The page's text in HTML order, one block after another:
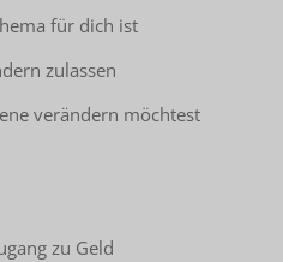
für dich ist
zulassen
verändern möchtest
zu Geld